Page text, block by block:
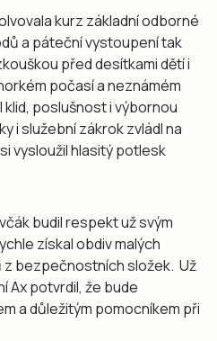
kurz základní odborné
a páteční vystoupení tak
před desítkami dětí i
počasí a neznámém
poslušnost i výbornou
i služební zákrok zvládl na
vysloužil hlasitý potlesk
budil respekt už svým
získal obdiv malých
z bezpečnostních složek. Už
Ax potvrdil, že bude
a důležitým pomocníkem při